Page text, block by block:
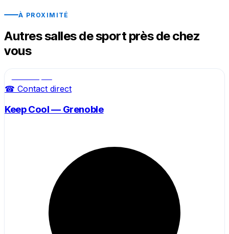
À PROXIMITÉ
Autres salles de sport près de chez
vous
☎ Contact direct
Keep Cool — Grenoble